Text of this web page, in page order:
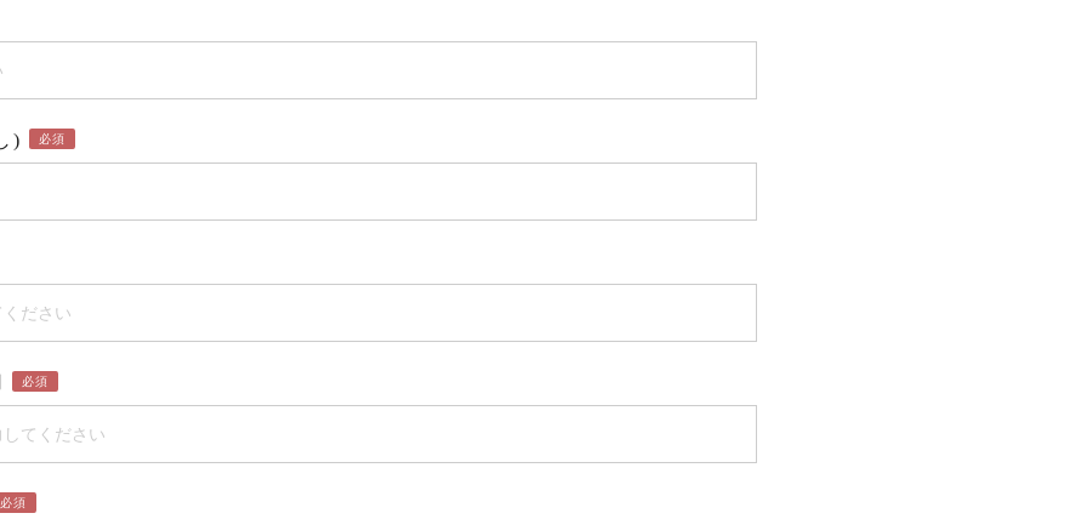
) 必須
必須
必須